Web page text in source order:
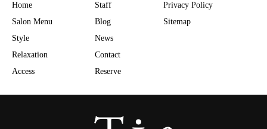
Home
Salon Menu
Style
Relaxation
Access
Staff
Blog
News
Contact
Reserve
Privacy Policy
Sitemap